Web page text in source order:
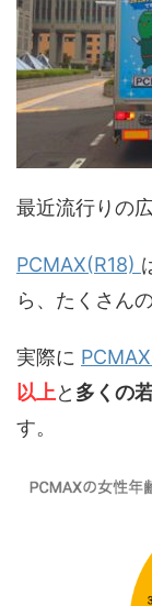
最近流行りの
PCMAX(R18)
ら、たくさん
実際に
以上と 多くの
す。